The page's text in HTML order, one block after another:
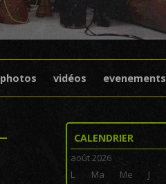
photos vidéos evenements
CALENDRIER
août 2026
L
Ma Me J